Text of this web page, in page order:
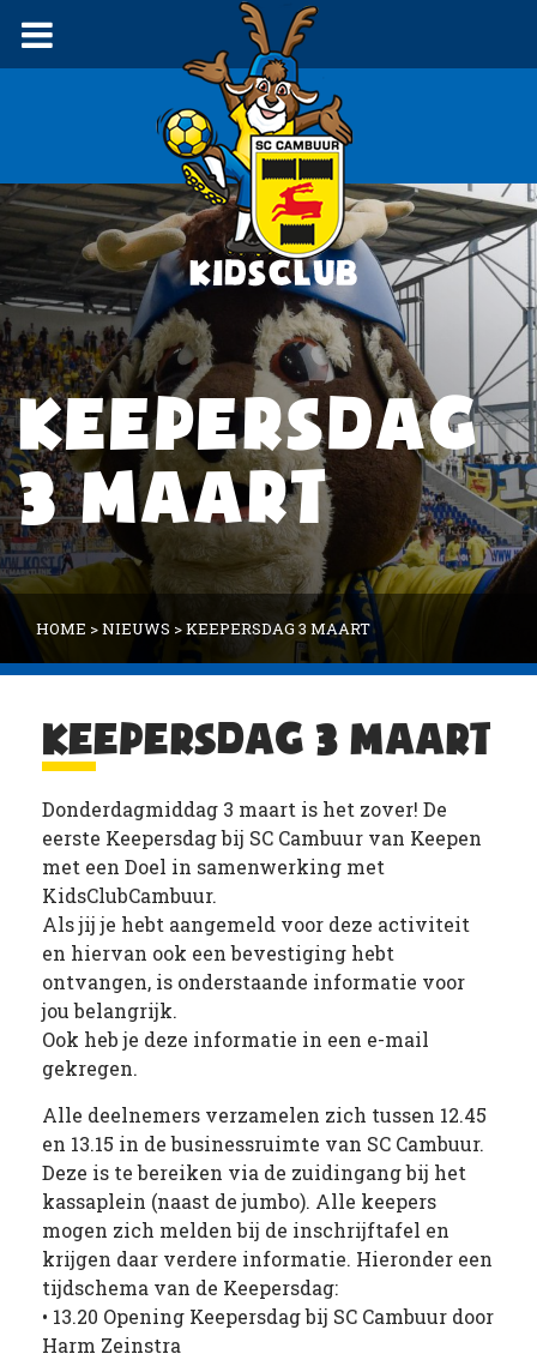
KEEPERSDAG
3 MAART
HOME >NIEUWS >KEEPERSDAG 3 MAART
KEEPERSDAG 3 MAART
Donderdagmiddag 3 maart is het zover! De
eerste Keepersdag bij SC Cambuur van Keepen
met een Doel in samenwerking met
KidsClubCambuur.
Als jij je hebt aangemeld voor deze activiteit
en hiervan ook een bevestiging hebt
ontvangen, is onderstaande informatie voor
jou belangrijk.
Ook heb je deze informatie in een e-mail
gekregen.
Alle deelnemers verzamelen zich tussen 12.45
en 13.15 in de businessruimte van SC Cambuur.
Deze is te bereiken via de zuidingang bij het
kassaplein (naast de jumbo). Alle keepers
mogen zich melden bij de inschrijftafel en
krijgen daar verdere informatie. Hieronder een
tijdschema van de Keepersdag:
• 13.20 Opening Keepersdag bij SC Cambuur door
Harm Zeinstra